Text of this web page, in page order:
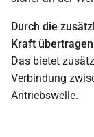
Durch die
Kraft
Das bietet
Verbindung
Antriebswelle.